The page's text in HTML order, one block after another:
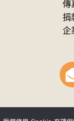
傳
捐
企